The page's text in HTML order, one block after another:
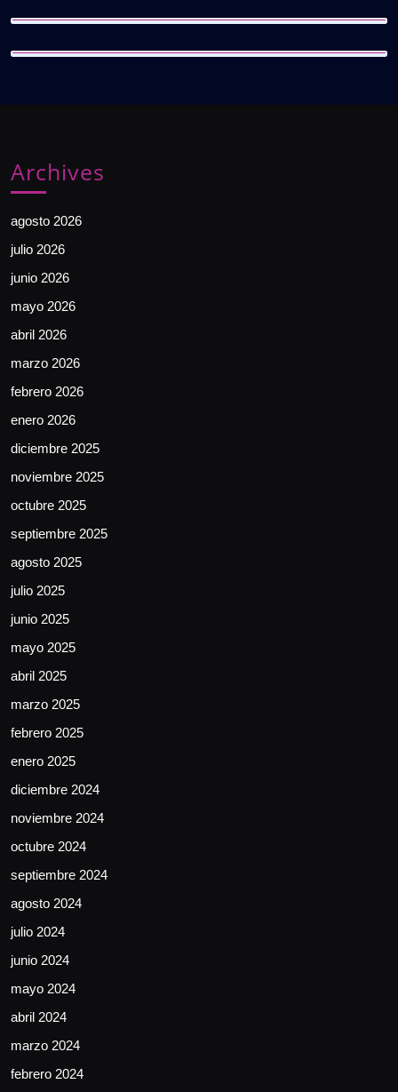
Archives
agosto 2026
julio 2026
junio 2026
mayo 2026
abril 2026
marzo 2026
febrero 2026
enero 2026
diciembre 2025
noviembre 2025
octubre 2025
septiembre 2025
agosto 2025
julio 2025
junio 2025
mayo 2025
abril 2025
marzo 2025
febrero 2025
enero 2025
diciembre 2024
noviembre 2024
octubre 2024
septiembre 2024
agosto 2024
julio 2024
junio 2024
mayo 2024
abril 2024
marzo 2024
febrero 2024